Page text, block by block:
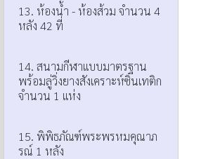
13. ห้องน้ำ - ห้องส้วม จำนวน 4
หลัง 42 ที่
14. สนามกีฬาแบบมาตรฐาน
พร้อมลู่วิ่งยางสังเคราะห์ซินเทติก
จำนวน 1 แห่ง
15. พิพิธภัณฑ์พระพรหมคุณาภ
รณ์ 1 หลัง